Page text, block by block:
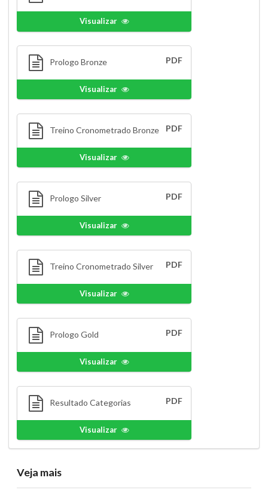
Visualizar
Prologo Bronze PDF
Visualizar
Treino Cronometrado Bronze PDF
Visualizar
Prologo Silver PDF
Visualizar
Treino Cronometrado Silver PDF
Visualizar
Prologo Gold PDF
Visualizar
Resultado Categorias PDF
Visualizar
Veja mais